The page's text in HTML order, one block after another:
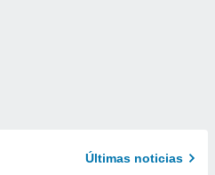
Últimas noticias